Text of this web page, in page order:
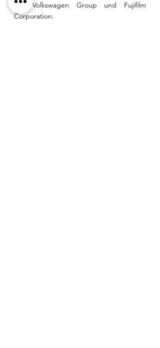
der Volkswagen Group und Fujifilm
Corporation.